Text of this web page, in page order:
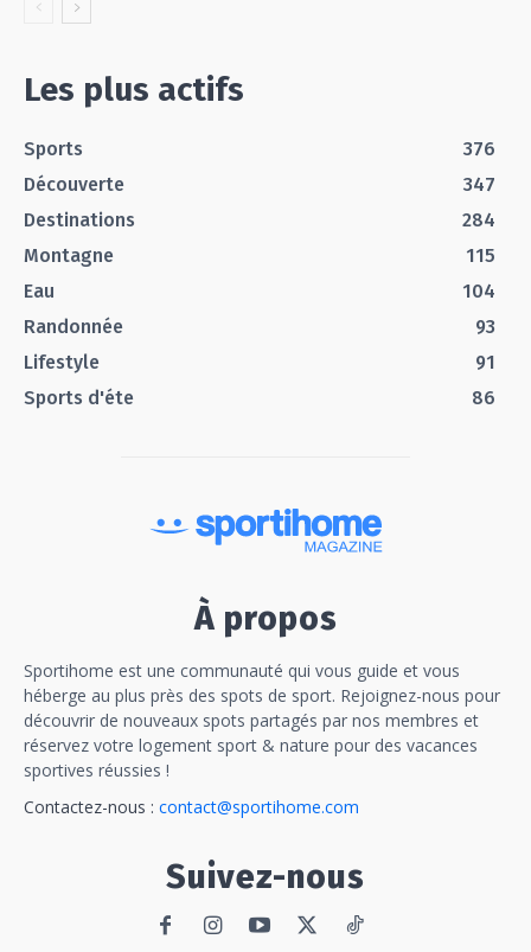
Les plus actifs
Sports
376
Découverte
347
Destinations
284
Montagne
115
Eau
104
Randonnée
93
Lifestyle
91
Sports d'éte
86
À propos
Sportihome est une communauté qui vous guide et vous
héberge au plus près des spots de sport. Rejoignez-nous pour
découvrir de nouveaux spots partagés par nos membres et
réservez votre logement sport & nature pour des vacances
sportives réussies !
Contactez-nous : contact@sportihome.com
Suivez-nous